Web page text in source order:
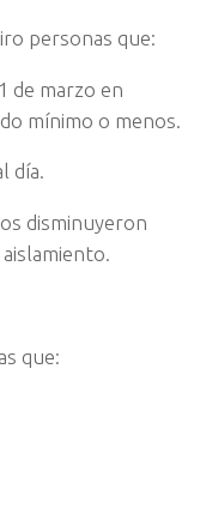
personas que:
de marzo en
mínimo o menos.
día.
disminuyeron
que: